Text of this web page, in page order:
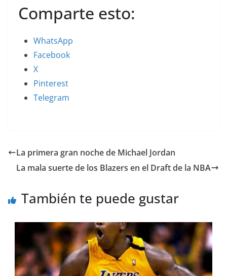
Comparte esto:
WhatsApp
Facebook
X
Pinterest
Telegram
La primera gran noche de Michael Jordan
La mala suerte de los Blazers en el Draft de la NBA
También te puede gustar